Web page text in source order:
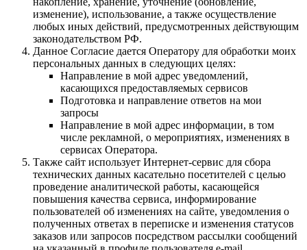
изменение), использование, а также осуществление
любых иных действий, предусмотренных действующим
законодательством РФ.
Данное Согласие дается Оператору для обработки моих
персональных данных в следующих целях:
Направление в мой адрес уведомлений,
касающихся предоставляемых сервисов
Подготовка и направление ответов на мои
запросы
Направление в мой адрес информации, в том
числе рекламной, о мероприятиях, изменениях в
сервисах Оператора.
Также сайт использует Интернет-сервис для сбора
технических данных касательно посетителей с целью
проведение аналитической работы, касающейся
повышения качества сервиса, информирование
пользователей об изменениях на сайте, уведомления о
полученных ответах в переписке и изменения статусов
заказов или запросов посредством рассылки сообщений